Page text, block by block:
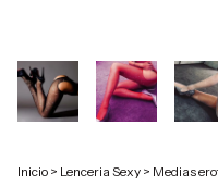
Inicio > Lenceria Sexy > Medias